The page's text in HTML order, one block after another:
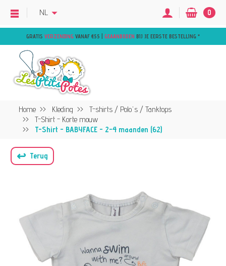
GRATIS VERZENDING VANAF €55 | GEAANBODEN BIJ JE EERSTE BESTELLING *
NL 0
Home Kleding
T-shirts / Polo's / Tanktops
T-Shirt - Korte mouw
T-Shirt - BABYFACE - 2-4 maanden (62)
↩ Terug